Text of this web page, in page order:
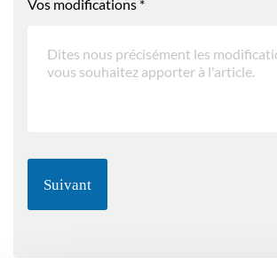
Vos modifications *
Suivant